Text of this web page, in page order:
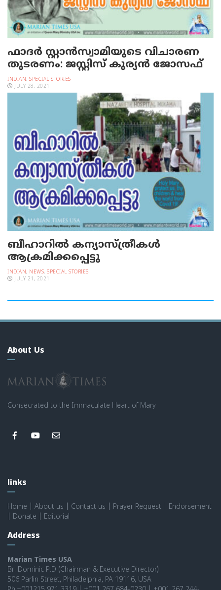
ഫാദര്‍ സ്റ്റാന്‍സ്വാമിയുടെ വിചാരണ
തുടരണം: ജസ്റ്റിസ് കുര്യന്‍ ജോസഫ്
INDIAN, SPECIAL STORIES
JULY 28, 2021
ബീഹാറില്‍ കന്യാസ്ത്രീകള്‍
ആക്രമിക്കപ്പെട്ടു
INDIAN, NEWS, SPECIAL STORIES
JULY 21, 2021
About Us
Consecrated to the Immaculate Heart of Mary
links
Home About us Contact us Prayer Request
Endorsement
Donate Editorial
Address
Marian Times USA
Br. Dominic P.D (Chairman & Executive Director)
506 Parlin Street, Philadelphia, PA 19116, USA